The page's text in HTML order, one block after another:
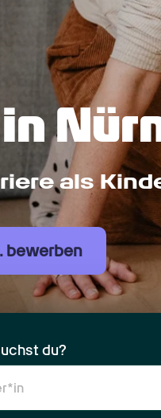
als
bewerben
du?